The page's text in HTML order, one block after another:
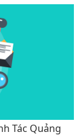
Tác Quảng